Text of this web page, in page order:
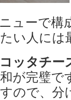
ューで構
い人には
ッタチー
が完璧で
ので、分